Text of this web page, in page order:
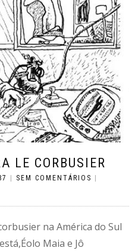
LE CORBUSIER
SEM COMENTÁRIOS
na América do Sul
Maia e Jô